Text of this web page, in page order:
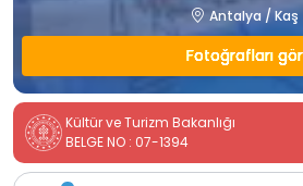
Antalya / Kaş
Fotoğrafları gör
Kültür ve Turizm Bakanlığı
BELGE NO : 07-1394